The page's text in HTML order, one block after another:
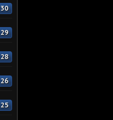
30
29
28
26
25